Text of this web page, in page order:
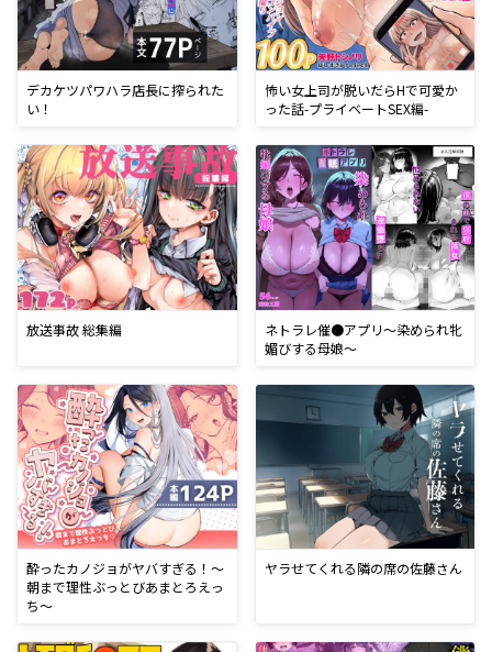
デカケツパワハラ店長に搾られた
い！
怖い女上司が脱いだらHで可愛か
った話-プライベートSEX編-
放送事故 総集編
ネトラレ催●アプリ〜染められ牝
媚びする母娘〜
酔ったカノジョがヤバすぎる！〜
朝まで理性ぶっとびあまとろえっ
ち〜
ヤラせてくれる隣の席の佐藤さん